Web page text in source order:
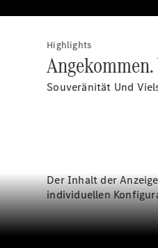
Highlights
Souveränität Und
Der Inhalt der
individuellen